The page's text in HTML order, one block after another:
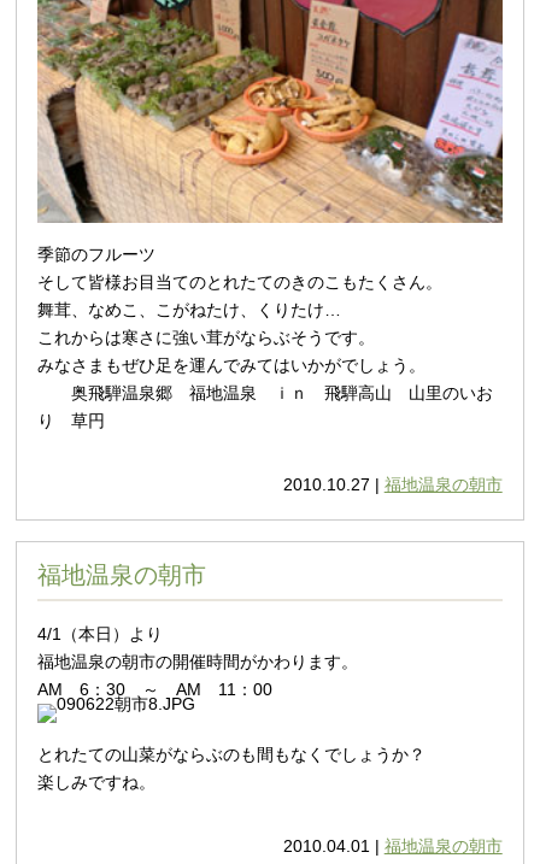
季節のフルーツ
そして皆様お目当てのとれたてのきのこもたくさん。
舞茸、なめこ、こがねたけ、くりたけ…
これからは寒さに強い茸がならぶそうです。
みなさまもぜひ足を運んでみてはいかがでしょう。
奥飛騨温泉郷 福地温泉 ｉｎ 飛騨高山 山里のいお
り 草円
2010.10.27 | 福地温泉の朝市
福地温泉の朝市
4/1（本日）より
福地温泉の朝市の開催時間がかわります。
AM 6：30 ～ AM 11：00
とれたての山菜がならぶのも間もなくでしょうか？
楽しみですね。
2010.04.01 | 福地温泉の朝市